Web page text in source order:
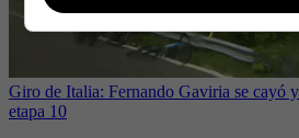
Giro de Italia: Fernando Gaviria se cayó
etapa 10